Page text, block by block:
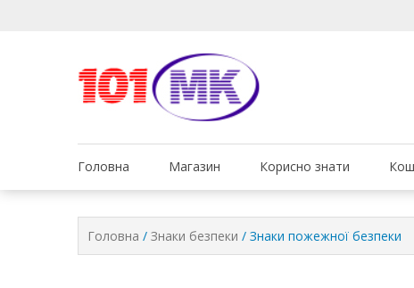
Ми дбаємо про те, щоб
Головна Магазин Корисно знати
Головна / Знаки безпеки / Знаки пожежної безпеки